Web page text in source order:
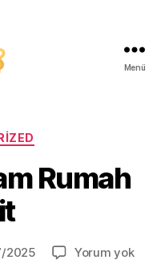
Menü
Rumah
2025 Yorum yok